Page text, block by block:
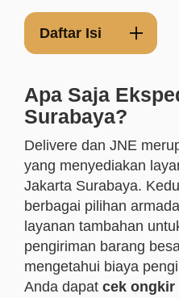
Daftar Isi
Apa Saja
Surabaya?
Delivere dan JNE
yang menyediakan
Jakarta Surabaya.
berbagai pilihan
layanan tambahan
pengiriman barang
mengetahui biaya
Anda dapat cek ongkir